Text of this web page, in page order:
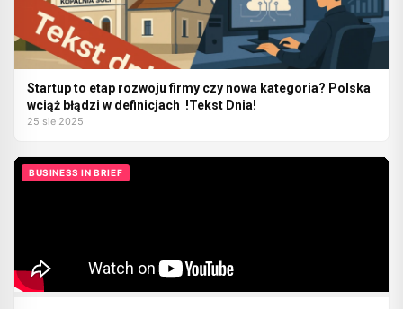
Startup to etap rozwoju firmy czy nowa kategoria? Polska
wciąż błądzi w definicjach !Tekst Dnia!
25 sie 2025
BUSINESS IN BRIEF